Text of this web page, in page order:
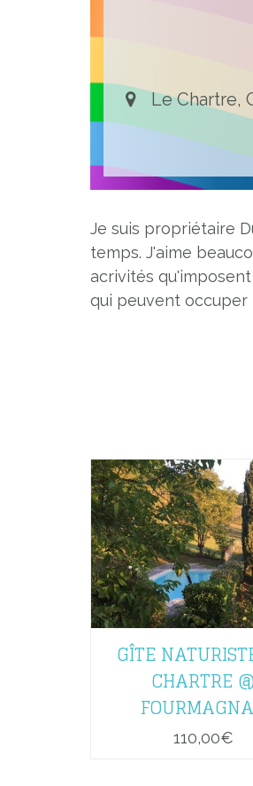
Le Chartre,
Je suis propriétaire
temps. J'aime
acrivités
qui peuvent occuper
GÎTE
CHARTRE @
110,00€